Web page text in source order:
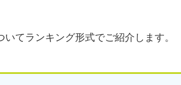
てランキング形式でご紹介します。